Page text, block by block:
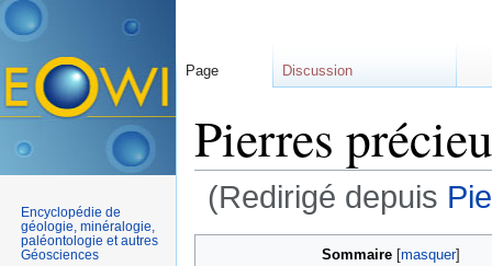
Pierres
(Redirigé depuis
Sommaire [masquer]
Page Discussion
Encyclopédie de
géologie, minéralogie,
paléontologie et autres
Géosciences